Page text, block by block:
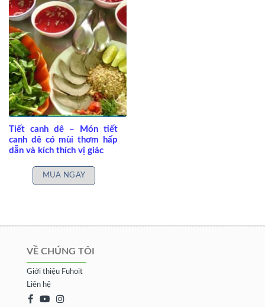
Tiết canh dê – Món tiết
canh dê có mùi thơm hấp
dẫn và kích thích vị giác
MUA NGAY
VỀ CHÚNG TÔI
Giới thiệu Fuhoit
Liên hệ